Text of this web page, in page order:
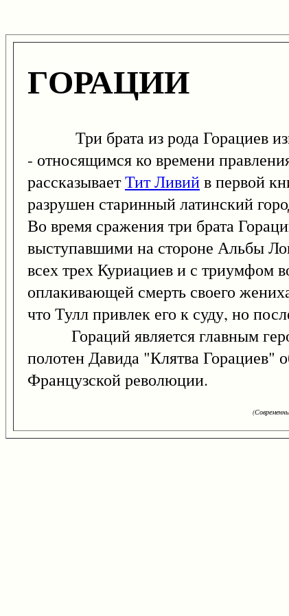
ГОРАЦИИ
Три брата из рода Горациев
- относящимся ко времени
рассказываетТит Ливийв первой
разрушен старинный латинский
Во время сражения три брата
выступавшими на стороне Альбы
всех трех Куриациев и с триумфом
оплакивающей смерть своего
что Тулл привлек его к суду, но
Гораций является главным
полотен Давида "Клятва Горациев"
Французской революции.